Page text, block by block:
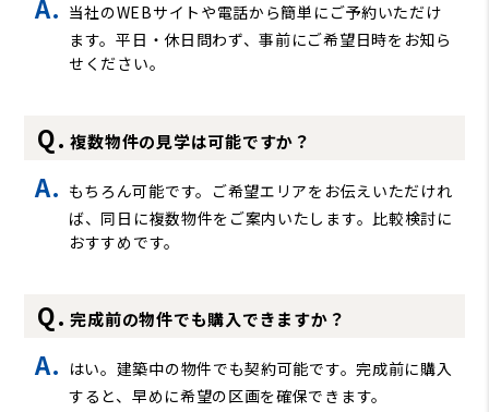
当社のWEBサイトや電話から簡単にご予約いただけ
ます。平日・休日問わず、事前にご希望日時をお知ら
せください。
複数物件の見学は可能ですか？
もちろん可能です。ご希望エリアをお伝えいただけれ
ば、同日に複数物件をご案内いたします。比較検討に
おすすめです。
完成前の物件でも購入できますか？
はい。建築中の物件でも契約可能です。完成前に購入
すると、早めに希望の区画を確保できます。